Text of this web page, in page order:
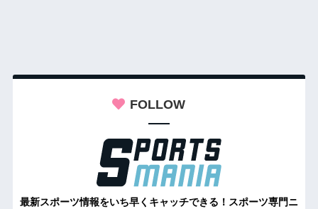
FOLLOW
最新スポーツ情報をいち早くキャッチできる！スポーツ専門ニ